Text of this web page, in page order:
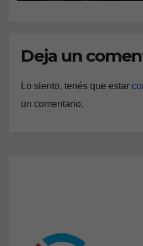
Deja un
Lo siento, tenés que estar
un comentario.